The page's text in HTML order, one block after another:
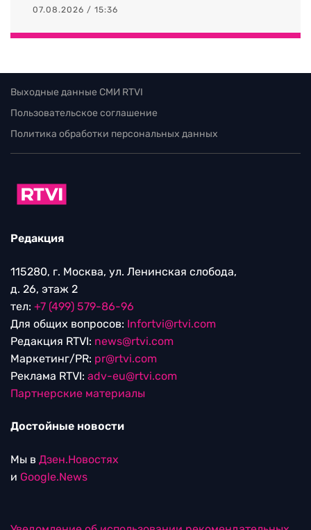
07.08.2026 / 15:36
Выходные данные СМИ RTVI
Пользовательское соглашение
Политика обработки персональных данных
Редакция
115280, г. Москва, ул. Ленинская слобода,
д. 26, этаж 2
тел: +7 (499) 579-86-96
Для общих вопросов: Infortvi@rtvi.com
Редакция RTVI: news@rtvi.com
Маркетинг/PR: pr@rtvi.com
Реклама RTVI: adv-eu@rtvi.com
Партнерские материалы
Достойные новости
Мы в Дзен.Новостях
и Google.News